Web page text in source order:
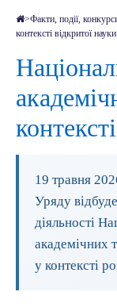
>Факти, події,
контексті відкритої науки
19 травня
Уряду
діяльності
академічних
у контексті